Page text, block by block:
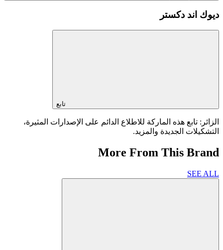
ديوك اند دكستر
تابع
الزائر: تابع هذه الماركة للاطلاع الدائم على الإصدارات المثيرة،
التشكيلات الجديدة والمزيد.
More From This Brand
SEE ALL